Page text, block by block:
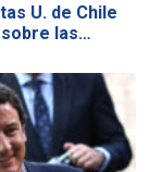
U. de Chile
las…